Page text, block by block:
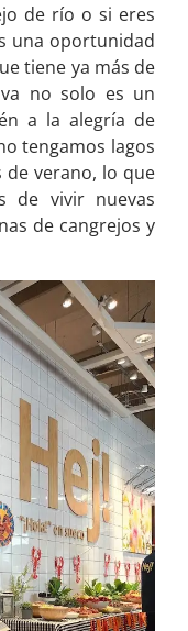
de río o si eres
una oportunidad
tiene ya más de
no solo es un
a la alegría de
tengamos lagos
de verano, lo que
de vivir nuevas
de cangrejos y